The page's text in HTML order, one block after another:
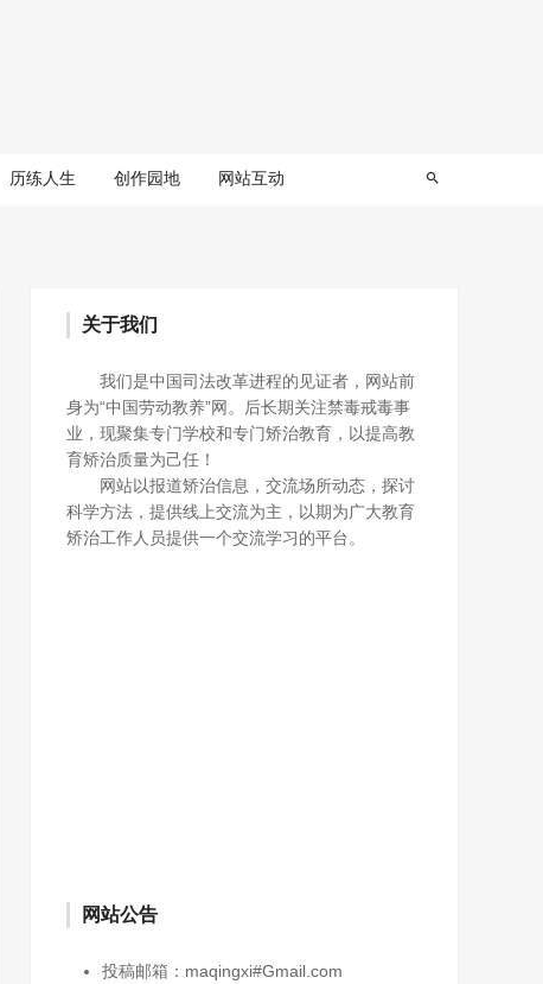
历练人生 创作园地 网站互动
关于我们
我们是中国司法改革进程的见证者，网站前
身为“中国劳动教养”网。后长期关注禁毒戒毒事
业，现聚集专门学校和专门矫治教育，以提高教
育矫治质量为己任！
网站以报道矫治信息，交流场所动态，探讨
科学方法，提供线上交流为主，以期为广大教育
矫治工作人员提供一个交流学习的平台。
网站公告
投稿邮箱：maqingxi#Gmail.com